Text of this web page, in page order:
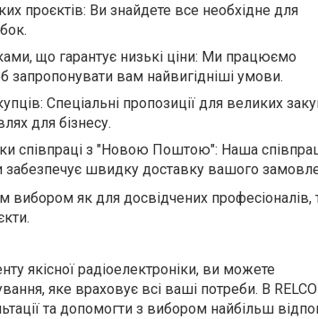
проєктів: Ви знайдете все необхідне для
що гарантує низькі ціни: Ми працюємо
вам найвигідніші умови.
Спеціальні пропозиції для великих
для бізнесу.
співпраці з "Новою Поштою": Наша
швидку доставку вашого
вибором як для досвідчених професіоналів,
якісної радіоелектроніки, ви можете
яке враховує всі ваші потреби. В
та допомогти з вибором найбільш